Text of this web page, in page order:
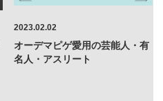
2023.02.02
オーデマピゲ愛用の芸能人・有
名人・アスリート